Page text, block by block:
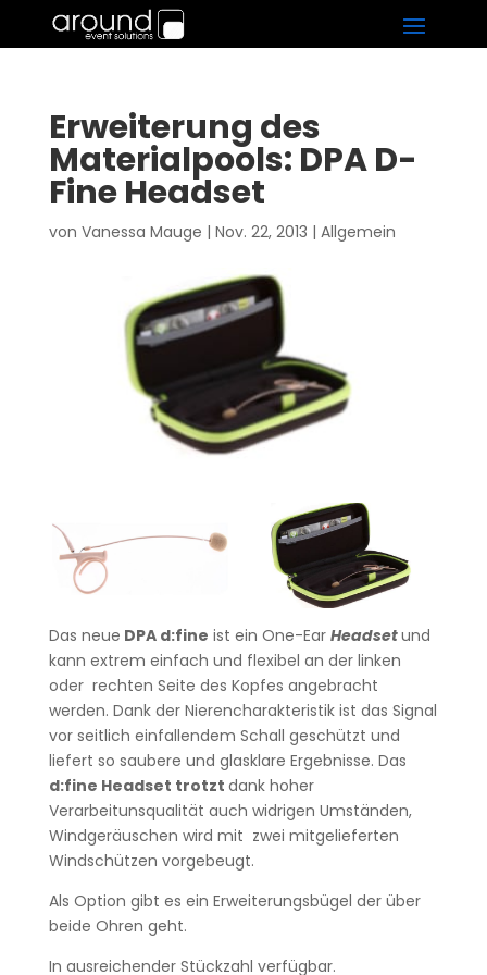
Erweiterung des
Materialpools: DPA D-
Fine Headset
von Vanessa Mauge | Nov. 22, 2013 | Allgemein
Das neue DPA d:fine ist ein One-Ear Headsetund
kann extrem einfach und flexibel an der linken
oder rechten Seite des Kopfes angebracht
werden. Dank der Nierencharakteristik ist das Signal
vor seitlich einfallendem Schall geschützt und
liefert so saubere und glasklare Ergebnisse. Das
d:fine Headset trotzt dank hoher
Verarbeitunsqualität auch widrigen Umständen,
Windgeräuschen wird mit zwei mitgelieferten
Windschützen vorgebeugt.
Als Option gibt es ein Erweiterungsbügel der über
beide Ohren geht.
In ausreichender Stückzahl verfügbar.